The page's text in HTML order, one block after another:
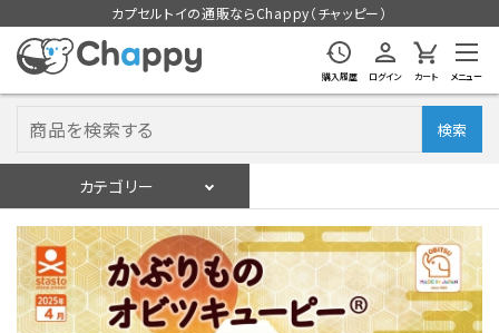
カプセルトイの通販ならChappy（チャッピー）
購入履歴 ログイン カート メニュー
検索
カテゴリー
ログイン 会員登録
入荷スケジュールをチェック